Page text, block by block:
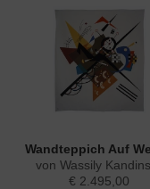
Wandteppich Auf
von Wassily
€ 2.495,00